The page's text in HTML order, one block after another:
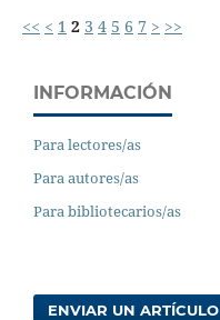
<< < 1 2 3 4 5 6 7 > >>
INFORMACIÓN
Para lectores/as
Para autores/as
Para bibliotecarios/as
ENVIAR UN ARTÍCULO